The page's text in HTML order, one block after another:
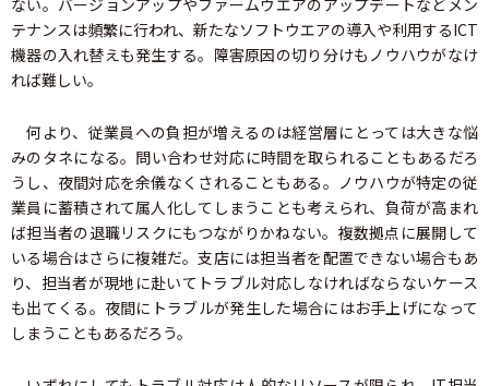
ない。バージョンアップやファームウエアのアップデートなどメン
テナンスは頻繁に行われ、新たなソフトウエアの導入や利用するICT
機器の入れ替えも発生する。障害原因の切り分けもノウハウがなけ
れば難しい。
何より、従業員への負担が増えるのは経営層にとっては大きな悩
みのタネになる。問い合わせ対応に時間を取られることもあるだろ
うし、夜間対応を余儀なくされることもある。ノウハウが特定の従
業員に蓄積されて属人化してしまうことも考えられ、負荷が高まれ
ば担当者の退職リスクにもつながりかねない。複数拠点に展開して
いる場合はさらに複雑だ。支店には担当者を配置できない場合もあ
り、担当者が現地に赴いてトラブル対応しなければならないケース
も出てくる。夜間にトラブルが発生した場合にはお手上げになって
しまうこともあるだろう。